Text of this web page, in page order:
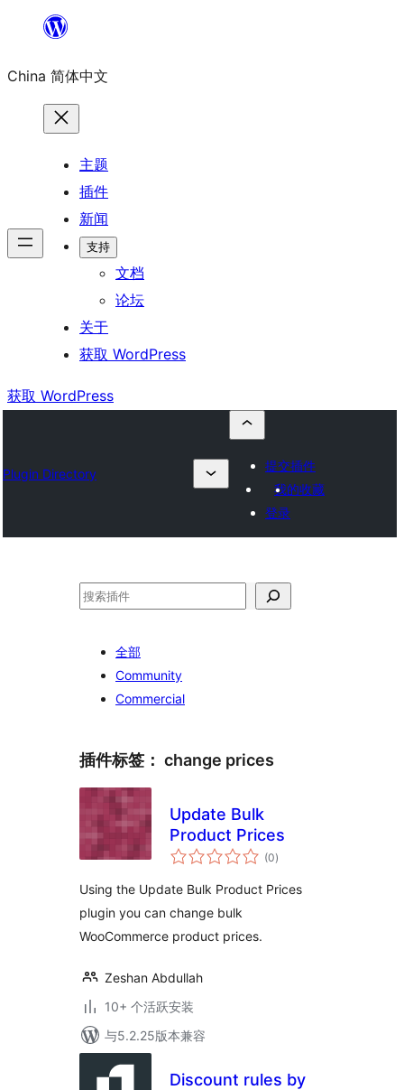
内
China 简体中文
主题
插件
新闻
支持
文档
论坛
关于
获取 WordPress
获取 WordPress
Plugin Directory
提交插件
我的收藏
登录
搜
全部
Community
Commercial
插件标签： change prices
Update Bulk
Product Prices
(0总
评)
Using the Update Bulk Product Prices
plugin you can change bulk
WooCommerce product prices.
Zeshan Abdullah
10+ 个活跃安装
与5.2.25版本兼容
Discount rules by